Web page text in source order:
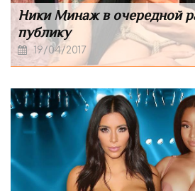
Ники Минаж в очередной
публику
19/04/2017